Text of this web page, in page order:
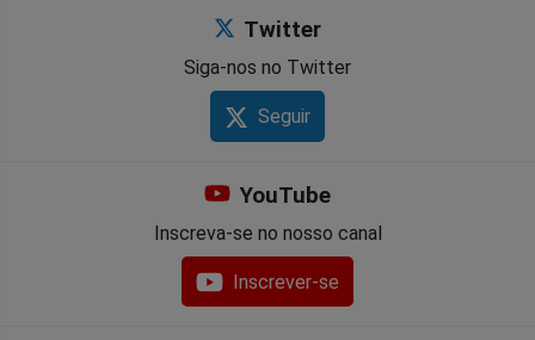
Twitter
Siga-nos no Twitter
Seguir
YouTube
Inscreva-se no nosso canal
Inscrever-se